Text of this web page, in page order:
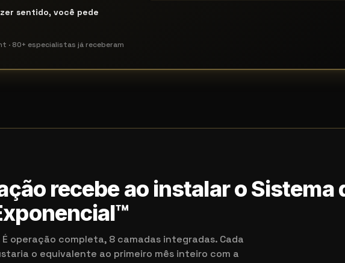
sentido, você pede
· 80+ especialistas já receberam
recebe ao instalar o Sistema
operação completa, 8 camadas integradas. Cada
o equivalente ao primeiro mês inteiro com a